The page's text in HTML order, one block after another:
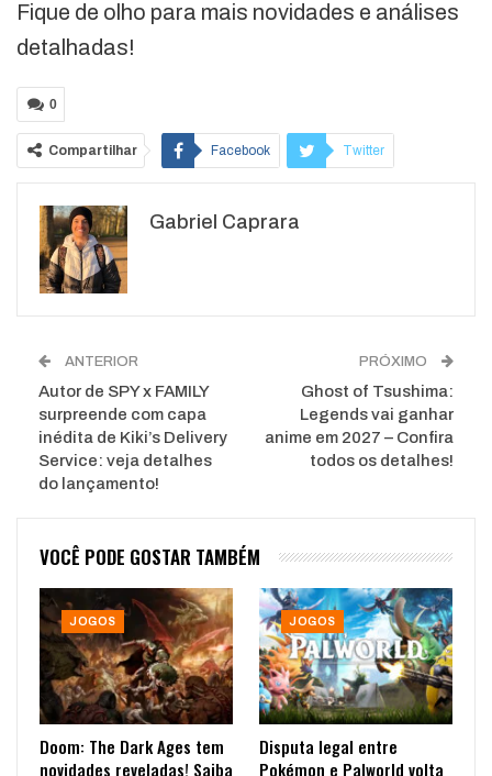
Fique de olho para mais novidades e análises
detalhadas!
0
Compartilhar Facebook Twitter
WhatsApp
Gabriel Caprara
ANTERIOR
Autor de SPY x FAMILY
surpreende com capa
inédita de Kiki’s Delivery
Service: veja detalhes
do lançamento!
PRÓXIMO
Ghost of Tsushima:
Legends vai ganhar
anime em 2027 – Confira
todos os detalhes!
VOCÊ PODE GOSTAR TAMBÉM
JOGOS
Doom: The Dark Ages tem
novidades reveladas! Saiba
JOGOS
Disputa legal entre
Pokémon e Palworld volta